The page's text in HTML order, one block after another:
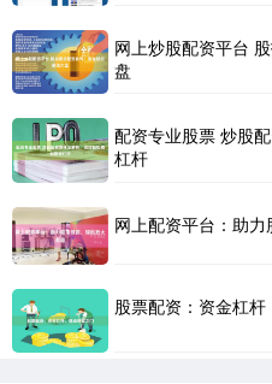
网上炒股配资平台
盘
配资专业股票 炒股
杠杆
网上配资平台：助
股票配资：资金杠